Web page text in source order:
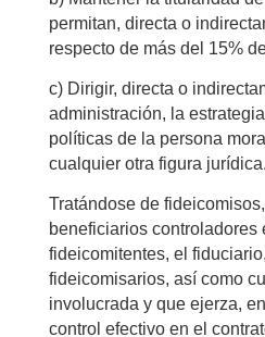
permitan, directa o
respecto de más del 15%
c) Dirigir, directa o
administración, la
políticas de la persona
cualquier otra figura jurídica.
Tratándose de
beneficiarios controladores
fideicomitentes, el
fideicomisarios, así como
involucrada y que ejerza,
control efectivo en el